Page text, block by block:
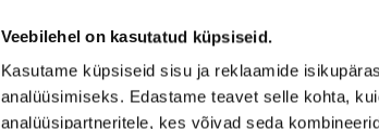
Veebilehel on kasutatud küpsiseid.
Kasutame küpsiseid sisu ja reklaamide
analüüsimiseks. Edastame teavet selle kohta,
analüüsipartneritele, kes võivad seda